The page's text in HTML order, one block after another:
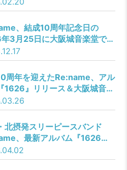
、結成10周年記念日の
3月25日に大阪城音楽堂でフ
イブ開催決定！
周年を迎えたRe:name、アル
1626』リリース＆大阪城音楽
ーライブ完遂！リードトラッ
room」ミュージックビデ
！
北摂発スリーピースバンド
、最新アルバム『1626』
「MUCHU」が摂南大学のCM
に決定！